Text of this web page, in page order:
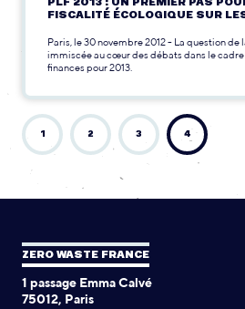
FISCALITÉ ÉCOLOGIQUE SUR
Paris, le 30 novembre 2012 - La question de
immiscée au cœur des débats dans le
finances pour 2013.
1 2 3 4
ZERO WASTE FRANCE
1 passage Emma Calvé
75012, Paris